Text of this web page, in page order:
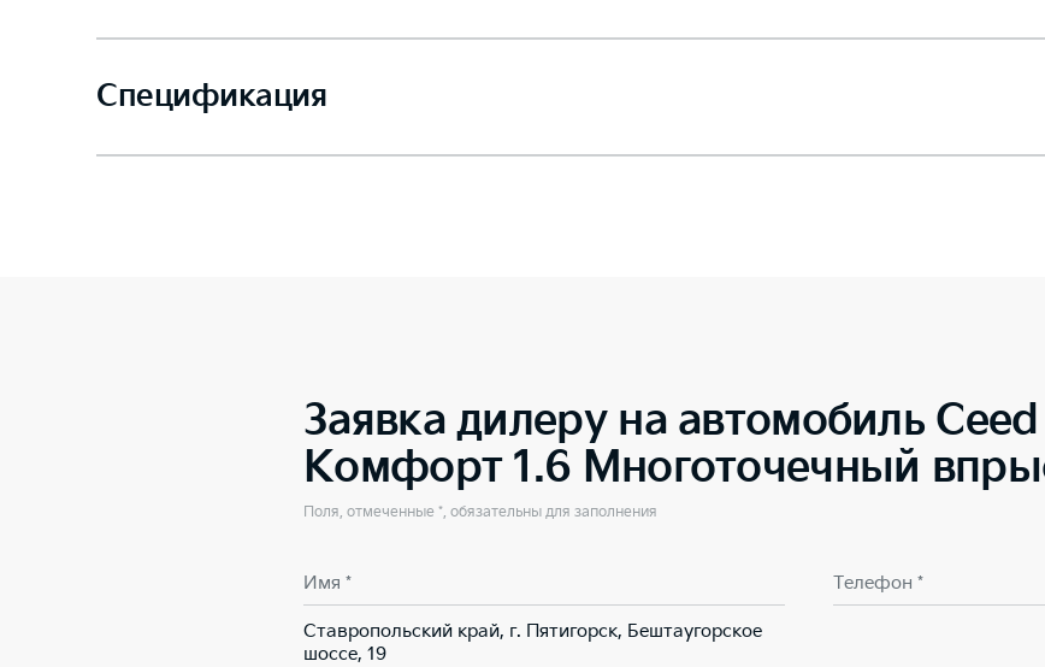
Спецификация
Заявка дилеру на автомобиль
Комфорт 1.6 Многоточечный
Поля, отмеченные *, обязательны для заполнения
Имя * Телефон *
Ставропольский край, г. Пятигорск, Бештаугорское
шоссе, 19